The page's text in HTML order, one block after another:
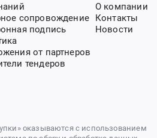
сопровождение
подпись
от партнеров
тендеров
О компании
Контакты
Новости
оказываются с использованием